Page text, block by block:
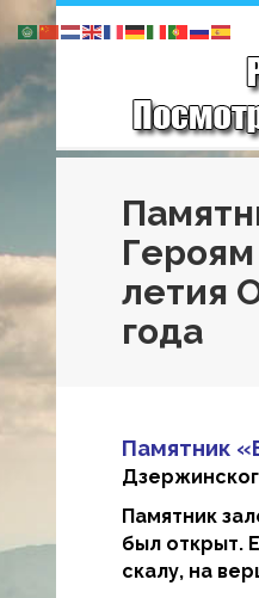
Героям
летия
года
Памятник
Памятник
был открыт.
скалу, на